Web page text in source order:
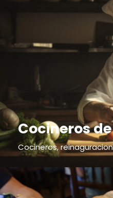
Cocineros
Cocineros,